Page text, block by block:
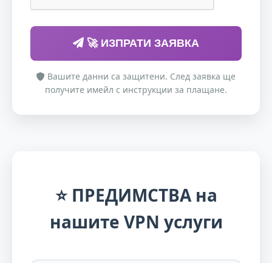
🚀 ИЗПРАТИ ЗАЯВКА
Вашите данни са защитени. След заявка ще
получите имейл с инструкции за плащане.
⭐ ПРЕДИМСТВАна
нашите VPN услуги